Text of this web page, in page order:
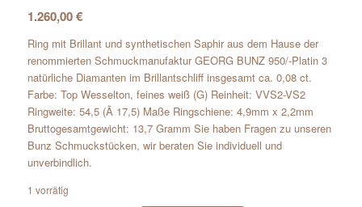
1.260,00€
Ring mit Brillant und synthetischen Saphir aus dem Hause der
renommierten Schmuckmanufaktur GEORG BUNZ 950/-Platin 3
natürliche Diamanten im Brillantschliff insgesamt ca. 0,08 ct.
Farbe: Top Wesselton, feines weiß (G) Reinheit: VVS2-VS2
Ringweite: 54,5 (Ã 17,5) Maße Ringschiene: 4,9mm x 2,2mm
Bruttogesamtgewicht: 13,7 Gramm Sie haben Fragen zu unseren
Bunz Schmuckstücken, wir beraten Sie individuell und
unverbindlich.
1 vorrätig